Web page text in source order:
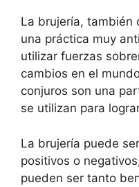
La brujería, también
una práctica muy
utilizar fuerzas
cambios en el
conjuros son una
se utilizan para
La brujería puede
positivos o
pueden ser tanto